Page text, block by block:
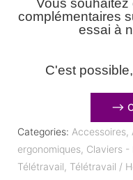
complémentaires
essai à
C'est
⟶
Categories: Accessoires,
ergonomiques, Claviers -
Télétravail, Télétravail /